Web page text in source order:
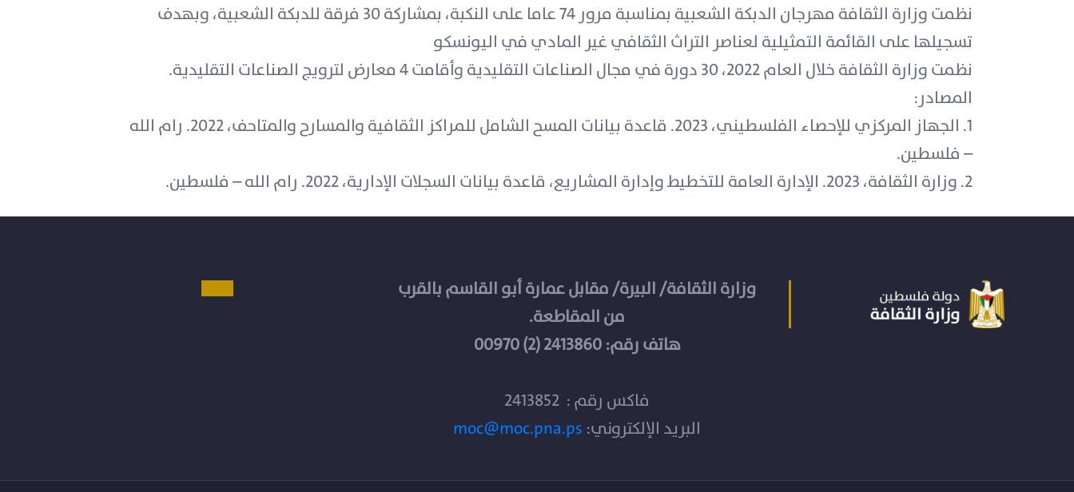
نظمت وزارة الثقافة مهرجان الدبكة الشعبية بمناسبة مرور 74 عاما على النكبة، بمشاركة 30 فرقة للدبكة الشعبية، وبهدف
تسجيلها على القائمة التمثيلية لعناصر التراث الثقافي غير المادي في اليونسكو
نظمت وزارة الثقافة خلال العام 2022، 30 دورة في مجال الصناعات التقليدية وأقامت 4 معارض لترويج الصناعات التقليدية.
المصادر:
1. الجهاز المركزي للإحصاء الفلسطيني، 2023. قاعدة بيانات المسح الشامل للمراكز الثقافية والمسارح والمتاحف، 2022. رام الله
– فلسطين.
2. وزارة الثقافة، 2023. الإدارة العامة للتخطيط وإدارة المشاريع، قاعدة بيانات السجلات الإدارية، 2022. رام الله – فلسطين.
وزارة الثقافة/ البيرة/ مقابل عمارة أبو القاسم بالقرب
من المقاطعة.
هاتف رقم: 2413860 (2) 00970
فاكس رقم : 2413852
البريد الإلكتروني: moc@moc.pna.ps